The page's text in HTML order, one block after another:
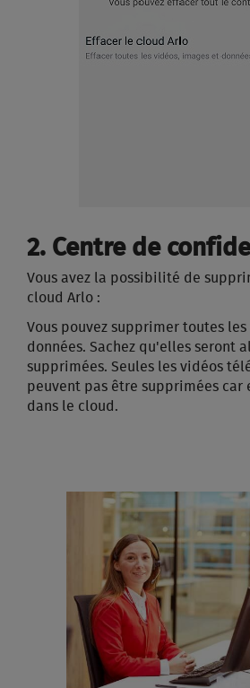
2. Centre de
Vous avez la possibilité de
cloud Arlo :
Vous pouvez supprimer toutes
données. Sachez qu'elles seront
supprimées. Seules les vidéos
peuvent pas être supprimées car
dans le cloud.